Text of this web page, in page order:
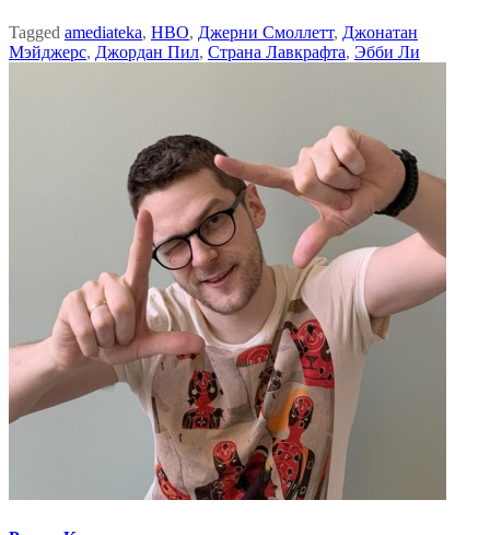
Tagged amediateka, HBO, Джерни Смоллетт, Джонатан
Мэйджерс, Джордан Пил, Страна Лавкрафта, Эбби Ли